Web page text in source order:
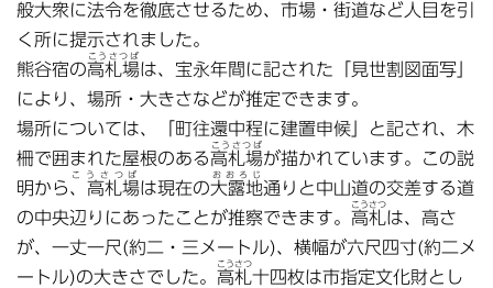
般大衆に法令を徹底させるため、市場・街道など人目を引
く所に提示されました。
熊谷宿の高札場
こうさつば
は、宝永年間に記された「見世割図面写」
により、場所・大きさなどが推定できます。
場所については、「町往還中程に建置申候」と記され、木
柵で囲まれた屋根のある高札場
こうさつば
が描かれています。この説
明から、高札場
こうさつば
は現在の大露地
おおろじ
通りと中山道の交差する道
の中央辺りにあったことが推察できます。 高札
こうさつ
は、高さ
が、一丈一尺(約二・三メートル)、横幅が六尺四寸(約二メ
ートル)の大きさでした。 高札
こうさつ
十四枚は市指定文化財とし